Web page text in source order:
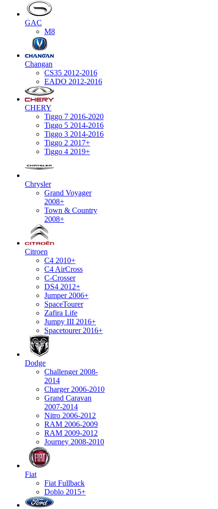
GAC
M8
Changan
CS35 2012-2016
EADO 2012-2016
CHERY
Tiggo 7 2016-2020
Tiggo 5 2014-2016
Tiggo 3 2014-2016
Tiggo 2 2017+
Tiggo 4 2019+
Chrysler
Grand Voyager
2008+
Town & Country
2008+
Citroen
C4 2010+
C4 AirCross
C-Crosser
DS4 2012+
Jumper 2006+
SpaceTourer
Zafira Life
Jumpy III 2016+
Spacetourer 2016+
Dodge
Challenger 2008-
2014
Charger 2006-2010
Grand Caravan
2007-2014
Nitro 2006-2012
RAM 2006-2009
RAM 2009-2012
Journey 2008-2010
Fiat
Fiat Fullback
Doblo 2015+